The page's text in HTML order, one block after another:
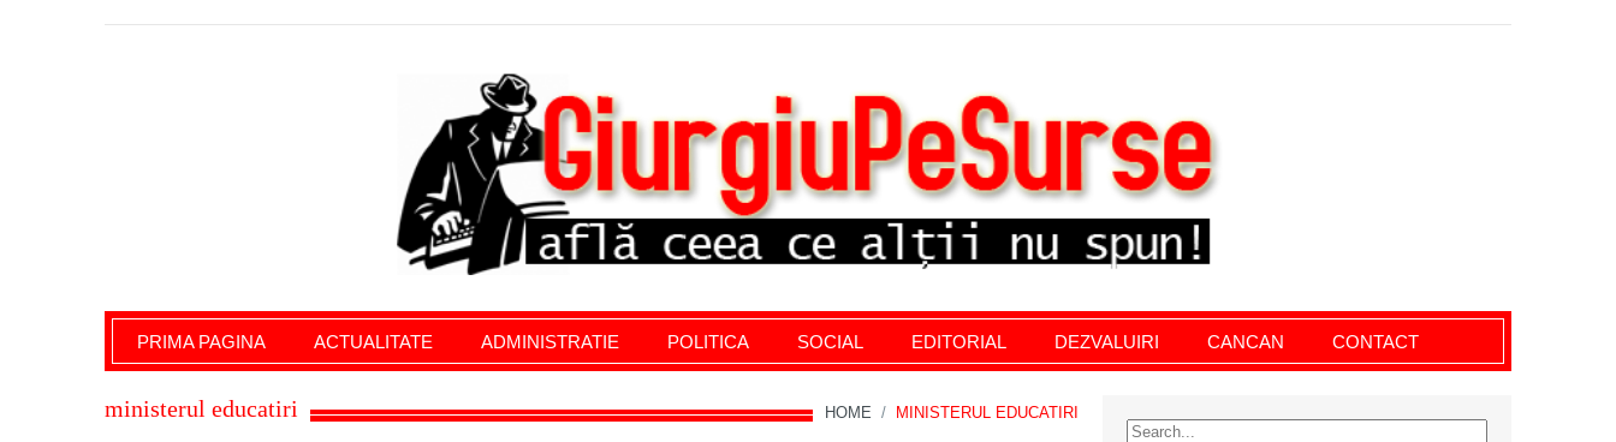
Giurgiu Pe Surse – actualitate giurgiu, administratie giurgiu, stiri politice, social economic, editoriale giurgiu, dezvaluiri, soc, cancan, stiri locale
PRIMA PAGINA ACTUALITATE ADMINISTRATIE POLITICA SOCIAL EDITORIAL DEZVALUIRI CANCAN CONTACT
HOME / MINISTERUL EDUCATIRI
ministerul educatiri